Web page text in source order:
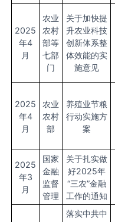
2025
年4
月
农业
农村
部等
七部
门
关于加快提
升农业科技
创新体系整
体效能的实
施意见
2025
年4
月
农业
农村
部
养殖业节粮
行动实施方
案
2025
年3
月
国家
金融
监督
管理
关于扎实做
好2025年
“三农”金融
工作的通知
落实中共中